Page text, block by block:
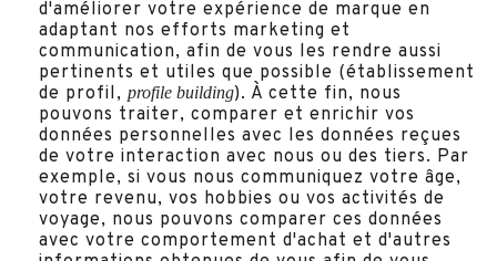
d'améliorer votre expérience de marque en
adaptant nos efforts marketing et
communication, afin de vous les rendre aussi
pertinents et utiles que possible (établissement
de profil, profile building). À cette fin, nous
pouvons traiter, comparer et enrichir vos
données personnelles avec les données reçues
de votre interaction avec nous ou des tiers. Par
exemple, si vous nous communiquez votre âge,
votre revenu, vos hobbies ou vos activités de
voyage, nous pouvons comparer ces données
avec votre comportement d'achat et d'autres